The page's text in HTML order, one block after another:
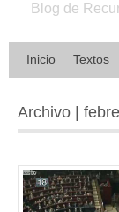
Blog de
Inicio Textos
Archivo |